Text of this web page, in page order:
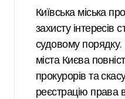
Київська міська прокуратура добилася
захисту інтересів
судовому порядку.
міста Києва
прокурорів та
реєстрацію права